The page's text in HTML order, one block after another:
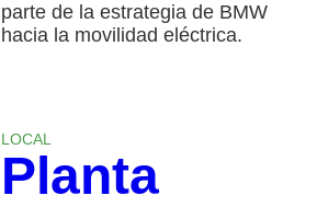
parte de la estrategia de BMW
hacia la movilidad eléctrica.
LOCAL
Planta